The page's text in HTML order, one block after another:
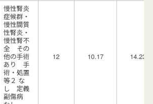
慢性腎炎
症候群・
慢性間質
性腎炎・
慢性腎不
全 その
他の手術
あり 手
術・処置
等２ な
し 定義
副傷病
12 10.17 14.23